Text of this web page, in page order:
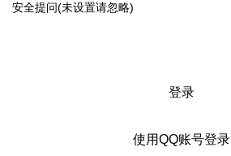
安全提问(未设置请忽略)
登录
使用QQ账号登录